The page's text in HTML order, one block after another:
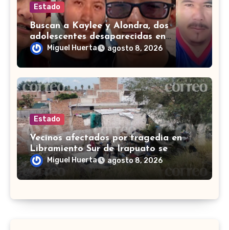
Estado
Buscan a Kaylee y Alondra, dos
adolescentes desaparecidas en
Guanajuato
Miguel Huerta agosto 8, 2026
Estado
Vecinos afectados por tragedia en
Libramiento Sur de Irapuato se
preguntan ‘¿quién pagará los daños?’
Miguel Huerta agosto 8, 2026